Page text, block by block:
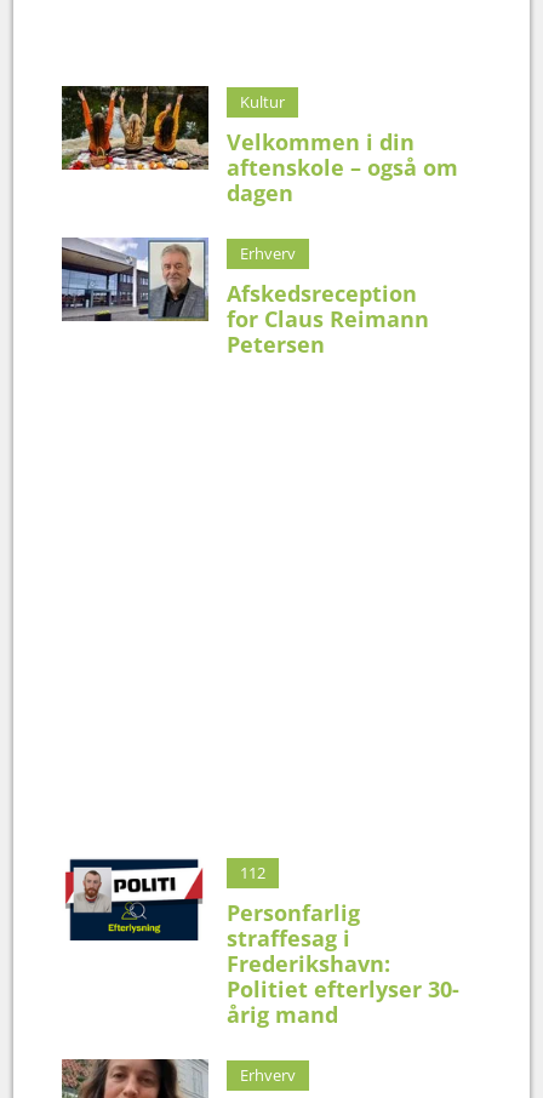
Kultur
Velkommen i din
aftenskole – også om
dagen
Erhverv
Afskedsreception
for Claus Reimann
Petersen
112
Personfarlig
straffesag i
Frederikshavn:
Politiet efterlyser 30-
årig mand
Erhverv